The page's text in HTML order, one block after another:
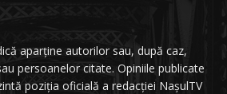
aparține autorilor sau, după caz,
persoanelor citate. Opiniile publicate
poziția oficială a redacției NașulTV